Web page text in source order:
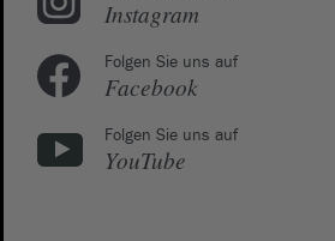
Instagram
Folgen Sie uns auf
Facebook
Folgen Sie uns auf
YouTube